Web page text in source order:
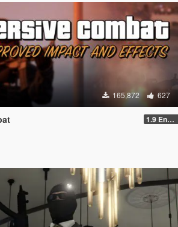
165,872 627
1.9 Enchanced